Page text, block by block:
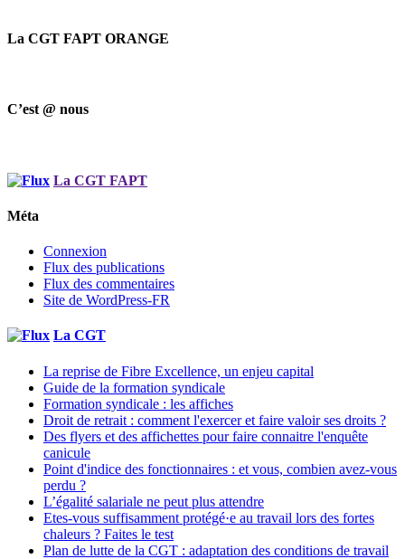
La CGT FAPT ORANGE
C’est @ nous
La CGT FAPT
Méta
Connexion
Flux des publications
Flux des commentaires
Site de WordPress-FR
La CGT
La reprise de Fibre Excellence, un enjeu capital
Guide de la formation syndicale
Formation syndicale : les affiches
Droit de retrait : comment l'exercer et faire valoir ses droits ?
Des flyers et des affichettes pour faire connaitre l'enquête
canicule
Point d'indice des fonctionnaires : et vous, combien avez-vous
perdu ?
L’égalité salariale ne peut plus attendre
Etes-vous suffisamment protégé·e au travail lors des fortes
chaleurs ? Faites le test
Plan de lutte de la CGT : adaptation des conditions de travail